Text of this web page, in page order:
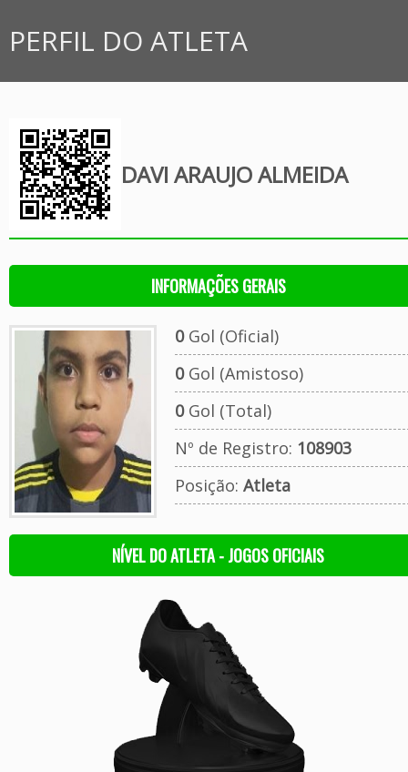
PERFIL DO ATLETA
DAVI ARAUJO ALMEIDA
INFORMAÇÕES GERAIS
0Gol (Oficial)
0Gol (Amistoso)
0Gol (Total)
Nº de Registro: 108903
Posição: Atleta
NÍVEL DO ATLETA - JOGOS OFICIAIS